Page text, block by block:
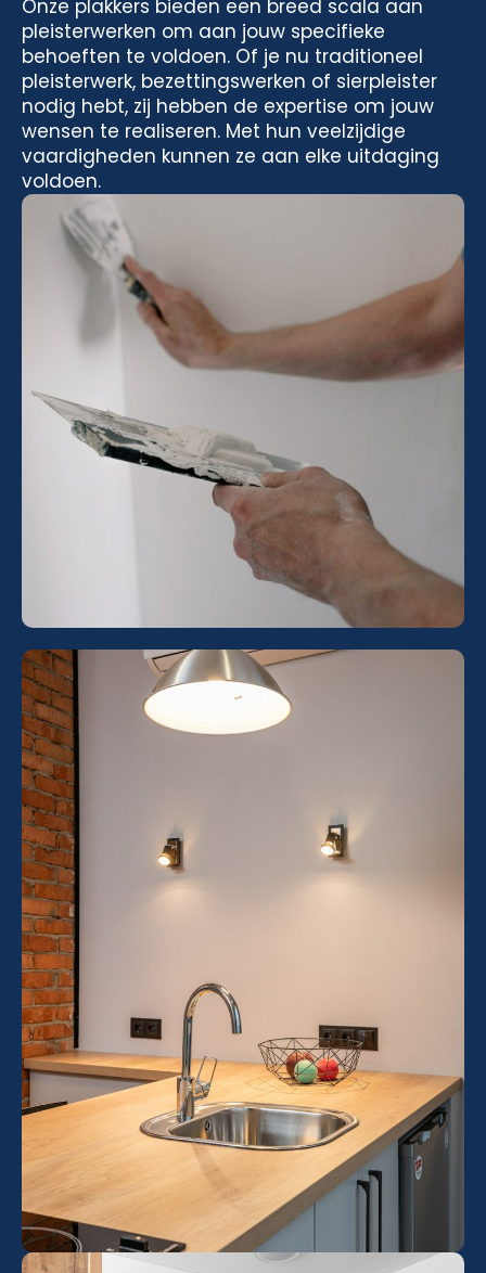
Onze plakkers bieden een breed scala aan
pleisterwerken om aan jouw specifieke
behoeften te voldoen. Of je nu traditioneel
pleisterwerk, bezettingswerken of sierpleister
nodig hebt, zij hebben de expertise om jouw
wensen te realiseren. Met hun veelzijdige
vaardigheden kunnen ze aan elke uitdaging
voldoen.